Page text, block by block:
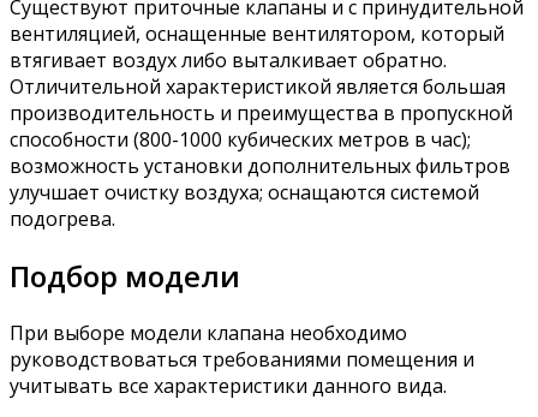
Существуют приточные клапаны и с принудительной
вентиляцией, оснащенные вентилятором, который
втягивает воздух либо выталкивает обратно.
Отличительной характеристикой является большая
производительность и преимущества в пропускной
способности (800-1000 кубических метров в час);
возможность установки дополнительных фильтров
улучшает очистку воздуха; оснащаются системой
подогрева.
Подбор модели
При выборе модели клапана необходимо
руководствоваться требованиями помещения и
учитывать все характеристики данного вида.